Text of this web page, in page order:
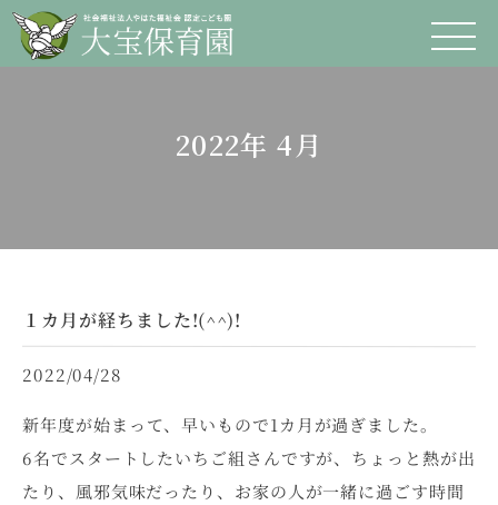
2022年 4月
１カ月が経ちました!(^^)!
2022/04/28
新年度が始まって、早いもので1カ月が過ぎました。
6名でスタートしたいちご組さんですが、ちょっと熱が出
たり、風邪気味だったり、お家の人が一緒に過ごす時間